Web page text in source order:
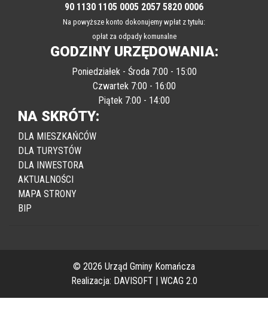
90 1130 1105 0005 2057 5820 0006
Na powyższe konto dokonujemy wpłat z tytułu:
opłat za odpady komunalne
GODZINY URZĘDOWANIA:
Poniedziałek - Środa 7:00 - 15:00
Czwartek 7:00 - 16:00
Piątek 7:00 - 14:00
NA SKRÓTY:
DLA MIESZKAŃCÓW
DLA TURYSTÓW
DLA INWESTORA
AKTUALNOŚCI
MAPA STRONY
BIP
© 2026 Urząd Gminy Komańcza
Realizacja: DAVISOFT | WCAG 2.0